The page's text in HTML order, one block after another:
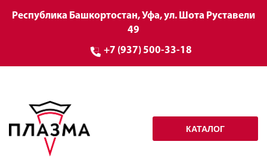
Республика Башкортостан, Уфа, ул. Шота Руставели
49
+7 (937) 500-33-18
КАТАЛОГ